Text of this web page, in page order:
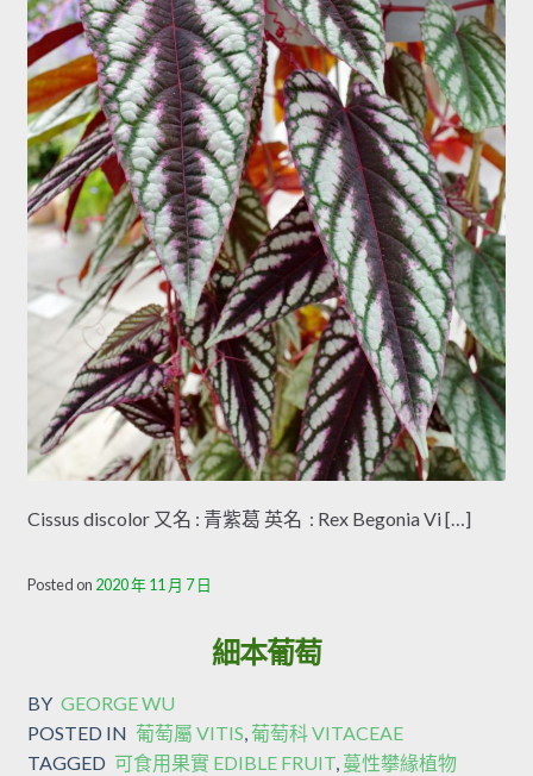
Cissus discolor 又名 : 青紫葛 英名 : Rex Begonia Vi […]
Posted on 2020 年 11 月 7 日
細本葡萄
BY GEORGE WU
POSTED IN 葡萄屬 VITIS,葡萄科 VITACEAE
TAGGED 可食用果實 EDIBLE FRUIT, 蔓性攀緣植物